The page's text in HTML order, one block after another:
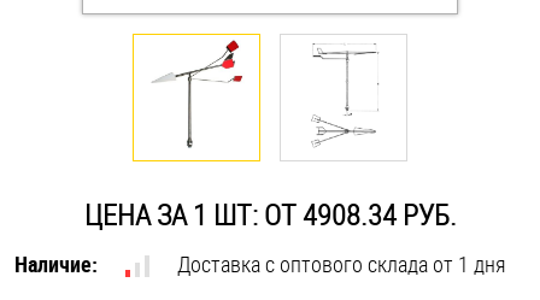
Саморезы и шурупы
Стопорные кольца
Такелаж
ЦЕНА ЗА 1 ШТ: ОТ 4908.34 РУБ.
Наличие: Доставка с оптового склада от 1 дня